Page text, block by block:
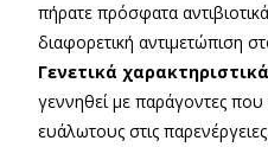
πήρατε πρόσφατα
διαφορετική αντιμετώπιση
Γενετικά
γεννηθεί με παράγοντες που
ευάλωτους στις